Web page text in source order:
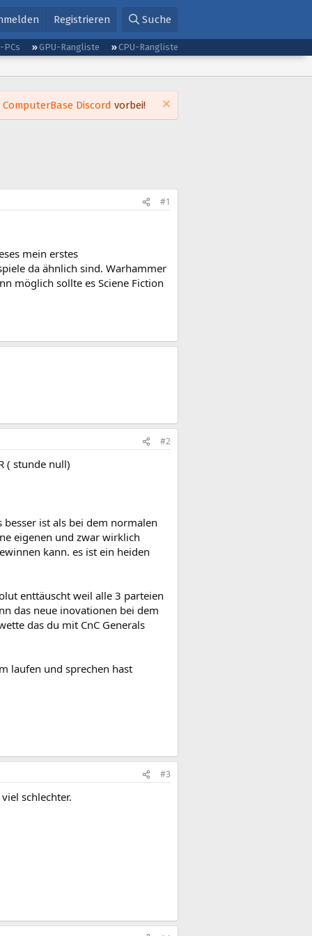
Registrieren Suche
PCs GPU-Rangliste
CPU-Rangliste
ComputerBase Discord vorbei!
#1
mein erstes
da ähnlich sind. Warhammer
möglich sollte es Sciene Fiction
#2
( stunde null)
ist als bei dem normalen
eigenen und zwar wirklich
kann. es ist ein heiden
enttäuscht weil alle 3 parteien
das neue inovationen bei dem
das du mit CnC Generals
laufen und sprechen hast
#3
schlechter.